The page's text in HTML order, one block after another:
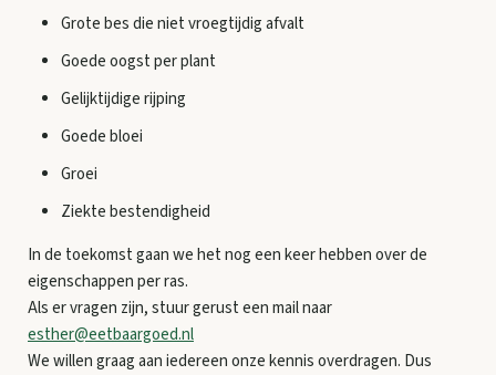
Grote bes die niet vroegtijdig afvalt
Goede oogst per plant
Gelijktijdige rijping
Goede bloei
Groei
Ziekte bestendigheid
In de toekomst gaan we het nog een keer hebben over de
eigenschappen per ras.
Als er vragen zijn, stuur gerust een mail naar
esther@eetbaargoed.nl
We willen graag aan iedereen onze kennis overdragen. Dus